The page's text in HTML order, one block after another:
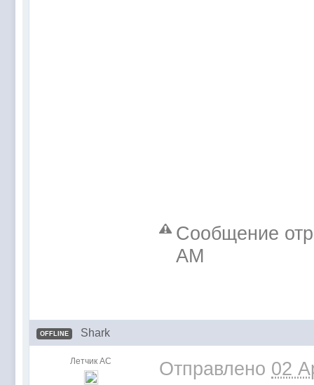
Сообщение
AM
OFFLINE Shark
Летчик АС Отправлено 02